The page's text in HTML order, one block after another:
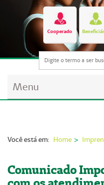
Cooperado
Menu
Imprensa
Você está em: Home
Comunicado